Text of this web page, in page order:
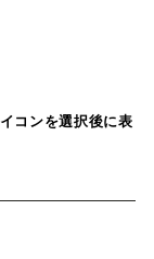
コンを選択後に表